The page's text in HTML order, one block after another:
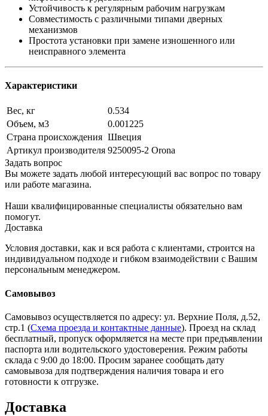
Устойчивость к регулярным рабочим нагрузкам
Совместимость с различными типами дверных
механизмов
Простота установки при замене изношенного или
неисправного элемента
Характеристики
Вес, кг
0.534
Объем, м3
0.001225
Страна происхождения Швеция
Артикул производителя 9250095-2 Orona
Задать вопрос
Вы можете задать любой интересующий вас вопрос по товару
или работе магазина.
Наши квалифицированные специалисты обязательно вам
помогут.
Доставка
Условия доставки, как и вся работа с клиентами, строится на
индивидуальном подходе и гибком взаимодействии с Вашим
персональным менеджером.
Самовывоз
Самовывоз осуществляется по адресу: ул. Верхние Поля, д.52,
стр.1 (Схема проезда и контактные данные). Проезд на склад
бесплатный, пропуск оформляется на месте при предъявлении
паспорта или водительского удостоверения. Режим работы
склада с 9:00 до 18:00. Просим заранее сообщать дату
самовывоза для подтверждения наличия товара и его
готовности к отгрузке.
Доставка